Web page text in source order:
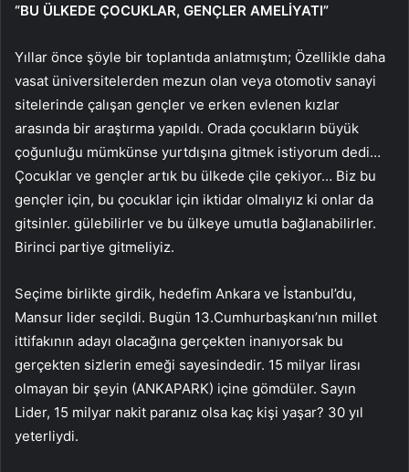
“BU ÜLKEDE ÇOCUKLAR, GENÇLER AMELİYATI”
Yıllar önce şöyle bir toplantıda anlatmıştım; Özellikle daha
vasat üniversitelerden mezun olan veya otomotiv sanayi
sitelerinde çalışan gençler ve erken evlenen kızlar
arasında bir araştırma yapıldı. Orada çocukların büyük
çoğunluğu mümkünse yurtdışına gitmek istiyorum dedi…
Çocuklar ve gençler artık bu ülkede çile çekiyor… Biz bu
gençler için, bu çocuklar için iktidar olmalıyız ki onlar da
gitsinler. gülebilirler ve bu ülkeye umutla bağlanabilirler.
Birinci partiye gitmeliyiz.
Seçime birlikte girdik, hedefim Ankara ve İstanbul’du,
Mansur lider seçildi. Bugün 13.Cumhurbaşkanı’nın millet
ittifakının adayı olacağına gerçekten inanıyorsak bu
gerçekten sizlerin emeği sayesindedir. 15 milyar lirası
olmayan bir şeyin (ANKAPARK) içine gömdüler. Sayın
Lider, 15 milyar nakit paranız olsa kaç kişi yaşar? 30 yıl
yeterliydi.